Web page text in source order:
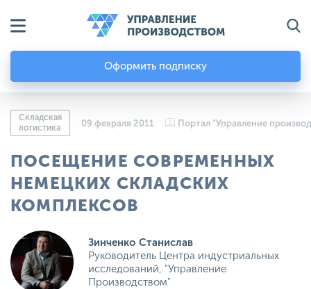
Оформить подписку
Складская
логистика
09 февраля 2011 Портал "Управление
ПОСЕЩЕНИЕ СОВРЕМЕННЫХ
НЕМЕЦКИХ СКЛАДСКИХ
КОМПЛЕКСОВ
Зинченко Станислав
Руководитель Центра индустриальных
исследований, "Управление
Производством"